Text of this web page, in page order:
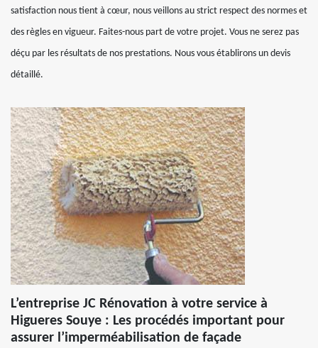
satisfaction nous tient à cœur, nous veillons au strict respect des normes et
des règles en vigueur. Faites-nous part de votre projet. Vous ne serez pas
déçu par les résultats de nos prestations. Nous vous établirons un devis
détaillé.
L’entreprise JC Rénovation à votre service à
Higueres Souye : Les procédés important pour
assurer l’imperméabilisation de façade